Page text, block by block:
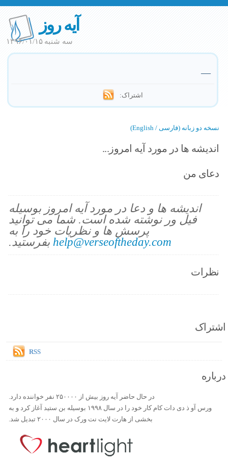
آیه روز
سه شنبه ۱۳۹۶/۰۱/۱۵
—
اشتراک:
نسخه دو زبانه (فارسی / English)
اندیشه ها در مورد آیه امروز...
دعای من
اندیشه ها و دعا در مورد آیه امروز بوسیله
فیل ور نوشته شده است. شما می توانید
پرسش ها و نظریات خود را به
help@verseoftheday.com بفرستید.
نظرات
اشتراک
RSS
درباره
در حال حاضر آیه روز بیش از ۲۵۰۰۰۰ نفر خواننده دارد.
ورس آو ذ دی دات کام کار خود را در سال ۱۹۹۸ بوسیله بن ستید آغاز کرد و به
بخشی از هارت لایت نت ورک در سال ۲۰۰۰ تبدیل شد.